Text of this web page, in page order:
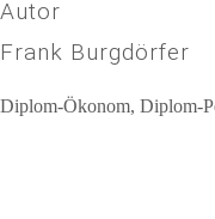
Autor
Frank Burgdörfer
Diplom-Ökonom, Diplom-